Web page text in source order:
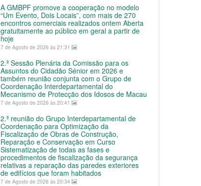
A GMBPF promove a cooperação no modelo
“Um Evento, Dois Locais”, com mais de 270
encontros comerciais realizados ontem Aberta
gratuitamente ao público em geral a partir de
hoje
7 de Agosto de 2026 às 21:31
2.ª Sessão Plenária da Comissão para os
Assuntos do Cidadão Sénior em 2026 e
também reunião conjunta com o Grupo de
Coordenação Interdepartamental do
Mecanismo de Protecção dos Idosos de Macau
7 de Agosto de 2026 às 20:41
2.ª reunião do Grupo Interdepartamental de
Coordenação para Optimização da
Fiscalização de Obras de Construção,
Reparação e Conservação em Curso
Sistematização de todas as fases e
procedimentos de fiscalização da segurança
relativas a reparação das paredes exteriores
de edifícios que foram habitados
7 de Agosto de 2026 às 20:34